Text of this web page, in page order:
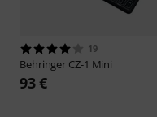
19
Behringer CZ-1 Mini
93 €